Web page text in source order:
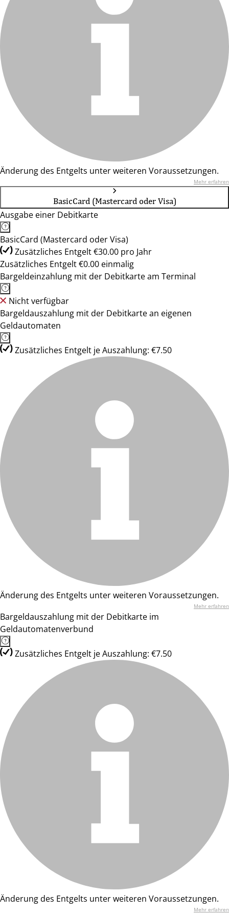
Änderung des Entgelts unter weiteren Voraussetzungen.
Mehr erfahren
BasicCard (Mastercard oder Visa)
Ausgabe einer Debitkarte
BasicCard (Mastercard oder Visa)
Zusätzliches Entgelt €30.00 pro Jahr
Zusätzliches Entgelt €0.00 einmalig
Bargeldeinzahlung mit der Debitkarte am Terminal
Nicht verfügbar
Bargeldauszahlung mit der Debitkarte an eigenen
Geldautomaten
Zusätzliches Entgelt je Auszahlung: €7.50
Änderung des Entgelts unter weiteren Voraussetzungen.
Mehr erfahren
Bargeldauszahlung mit der Debitkarte im
Geldautomatenverbund
Zusätzliches Entgelt je Auszahlung: €7.50
Änderung des Entgelts unter weiteren Voraussetzungen.
Mehr erfahren